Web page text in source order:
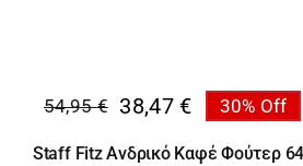
54,95€
Original
price
38,47 €
Η
τρέχουσα
30% Off
Staff Fitz Ανδρικό Καφέ Φούτερ